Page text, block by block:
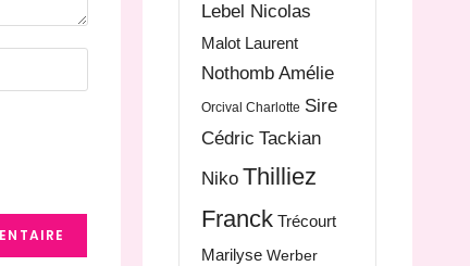
Lebel Nicolas
Malot Laurent
Nothomb Amélie
Orcival Charlotte Sire
Cédric Tackian
Niko Thilliez
Franck Trécourt
Marilyse Werber